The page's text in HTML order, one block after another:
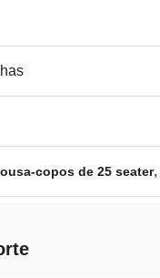
copos de 25 seater,